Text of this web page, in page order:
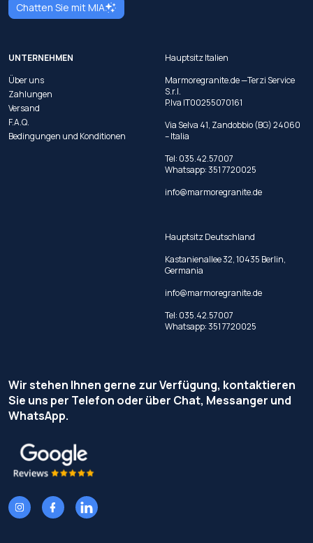
Chatten Sie mit MIA
UNTERNEHMEN
Über uns
Zahlungen
Versand
F.A.Q.
Bedingungen und Konditionen
Hauptsitz Italien
Marmoregranite.de —Terzi Service
S.r.l.
P.Iva IT00255070161
Via Selva 41, Zandobbio (BG) 24060
– Italia
Tel: 035.42.57007
Whatsapp:351 7720025
info@marmoregranite.de
Hauptsitz Deutschland
Kastanienallee 32, 10435 Berlin,
Germania
info@marmoregranite.de
Tel: 035.42.57007
Whatsapp:351 7720025
Wir stehen Ihnen gerne zur Verfügung, kontaktieren
Sie uns per Telefon oder über Chat, Messanger und
WhatsApp.